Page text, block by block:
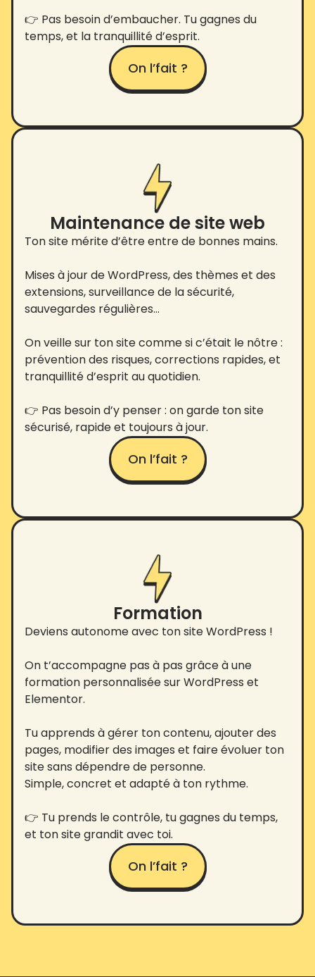
👉 Pas besoin d’embaucher. Tu gagnes du
temps, et la tranquillité d’esprit.
On l’fait ?
Maintenance de site web
Ton site mérite d’être entre de bonnes mains.
Mises à jour de WordPress, des thèmes et des
extensions, surveillance de la sécurité,
sauvegardes régulières…
On veille sur ton site comme si c’était le nôtre :
prévention des risques, corrections rapides, et
tranquillité d’esprit au quotidien.
👉 Pas besoin d’y penser : on garde ton site
sécurisé, rapide et toujours à jour.
On l’fait ?
Formation
Deviens autonome avec ton site WordPress !
On t’accompagne pas à pas grâce à une
formation personnalisée sur WordPress et
Elementor.
Tu apprends à gérer ton contenu, ajouter des
pages, modifier des images et faire évoluer ton
site sans dépendre de personne.
Simple, concret et adapté à ton rythme.
👉 Tu prends le contrôle, tu gagnes du temps,
et ton site grandit avec toi.
On l’fait ?